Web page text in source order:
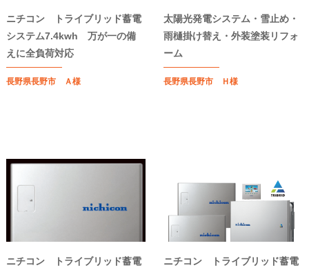
ニチコン トライブリッド蓄電
システム7.4kwh 万が一の備
えに全負荷対応
長野県長野市 Ａ様
太陽光発電システム・雪止め・
雨樋掛け替え・外装塗装リフォ
ーム
長野県長野市 Ｈ様
ニチコン トライブリッド蓄電
ニチコン トライブリッド蓄電